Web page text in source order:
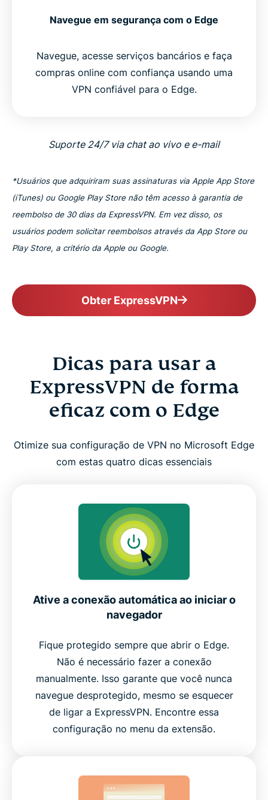
Navegue em segurança com o Edge
Navegue, acesse serviços bancários e faça
compras online com confiança usando uma
VPN confiável para o Edge.
Suporte 24/7 via chat ao vivo e e-mail
*Usuários que adquiriram suas assinaturas via Apple App Store
(iTunes) ou Google Play Store não têm acesso à garantia de
reembolso de 30 dias da ExpressVPN. Em vez disso, os
usuários podem solicitar reembolsos através da App Store ou
Play Store, a critério da Apple ou Google.
Obter ExpressVPN
Dicas para usar a
ExpressVPN de forma
eficaz com o Edge
Otimize sua configuração de VPN no Microsoft Edge
com estas quatro dicas essenciais
Ative a conexão automática ao iniciar o
navegador
Fique protegido sempre que abrir o Edge.
Não é necessário fazer a conexão
manualmente. Isso garante que você nunca
navegue desprotegido, mesmo se esquecer
de ligar a ExpressVPN. Encontre essa
configuração no menu da extensão.